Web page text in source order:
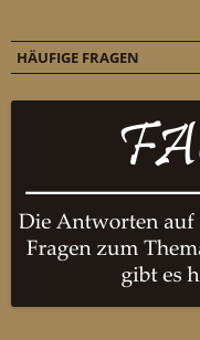
HÄUFIGE FRAGEN